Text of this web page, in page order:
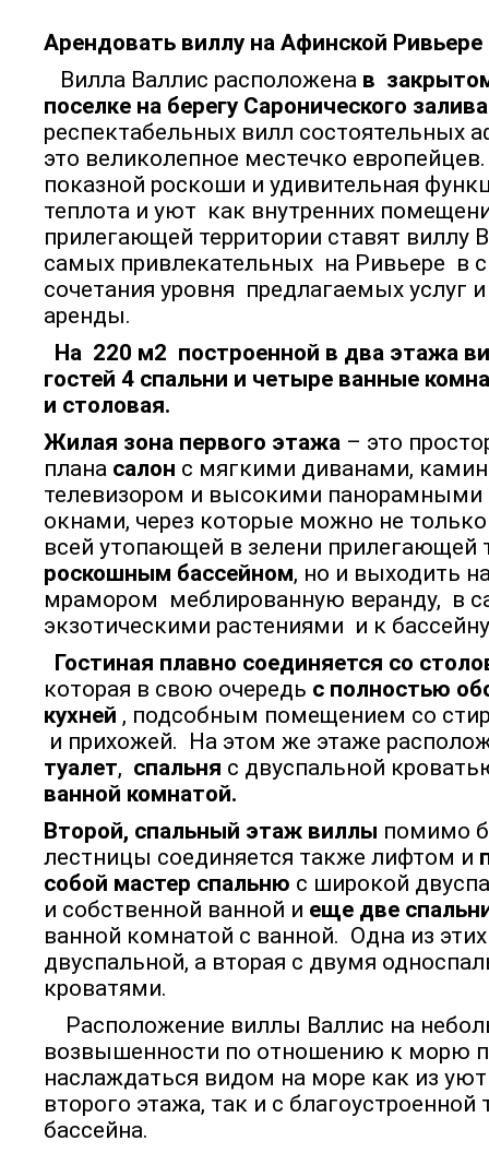
Арендовать виллу на Афинской Ривьере
Вилла Валлис расположена в
поселке на берегу Саронического залива
респектабельных вилл состоятельных
это великолепное местечко
показной роскоши и удивительная
теплота и уют как внутренних
прилегающей территории ставят виллу
самых привлекательных на Ривьере в
сочетания уровня предлагаемых услуг
аренды.
На 220 м2 построенной в два этажа
гостей 4 спальни и четыре ванные
и столовая.
Жилая зона первого этажа – это
плана салон с мягкими диванами,
телевизором и высокими
окнами, через которые можно не
всей утопающей в зелени прилегающей
роскошным бассейном, но и выходить
мрамором меблированную веранду, в
экзотическими растениями и к
Гостиная плавно соединяется со
которая в свою очередь с полностью
кухней , подсобным помещением со
и прихожей. На этом же этаже
туалет, спальня с двуспальной
ванной комнатой.
Второй, спальный этаж виллы помимо
лестницы соединяется также лифтом и
собой мастер спальню с широкой
и собственной ванной и еще две
ванной комнатой с ванной. Одна из
двуспальной, а вторая с двумя
кроватями.
Расположение виллы Валлис на
возвышенности по отношению к морю
наслаждаться видом на море как из
второго этажа, так и с благоустроенной
бассейна.